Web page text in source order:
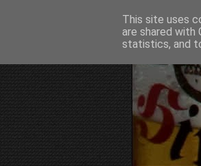
This site uses
are shared with
statistics, and